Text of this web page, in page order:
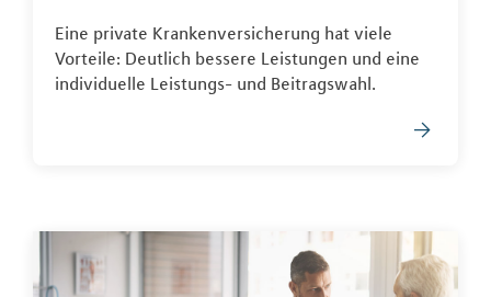
Eine private Krankenversicherung hat viele
Vorteile: Deutlich bessere Leistungen und eine
individuelle Leistungs- und Beitragswahl.